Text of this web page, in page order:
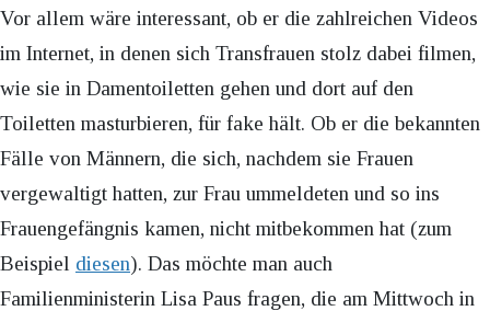
Vor allem wäre interessant, ob er die zahlreichen Videos
im Internet, in denen sich Transfrauen stolz dabei filmen,
wie sie in Damentoiletten gehen und dort auf den
Toiletten masturbieren, für fake hält. Ob er die bekannten
Fälle von Männern, die sich, nachdem sie Frauen
vergewaltigt hatten, zur Frau ummeldeten und so ins
Frauengefängnis kamen, nicht mitbekommen hat (zum
Beispiel diesen). Das möchte man auch
Familienministerin Lisa Paus fragen, die am Mittwoch in